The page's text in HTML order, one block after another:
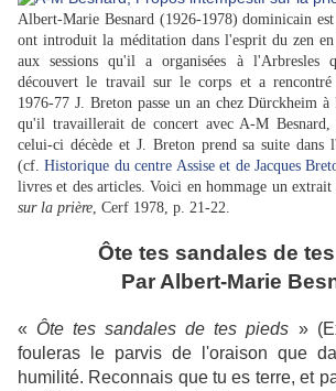
Albert-Marie Besnard (1926-1978) dominicain
ont introduit la méditation dans l'esprit du zen en
aux sessions qu'il a organisées à l'Arbresles
découvert le travail sur le corps et a
1976-77 J. Breton passe un an chez Dürckheim
qu'il travaillerait de concert avec A-M
celui-ci décède et J. Breton prend sa suite dans
(cf.Historique du centre Assise et de Jacques
livres et des articles. Voici en hommage un extrait
sur la prière, Cerf 1978, p. 21-22.
Ôte tes sandales de
Par Albert-Marie
« Ôte tes sandales de tes pieds »
fouleras le parvis de l'oraison que
humilité. Reconnais que tu es terre, et